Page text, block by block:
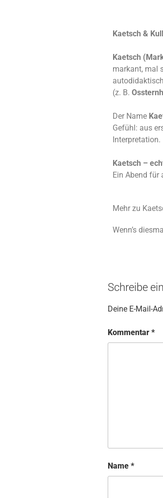
Kaetsch &
Kaetsch
markant, mal
(z. B.
Der Name
Gefühl: aus
Interpretation.
Kaetsch –
Ein Abend für
Mehr zu
Wenn’s
Schreibe
Deine E-Mail-
Kommentar *
Name *